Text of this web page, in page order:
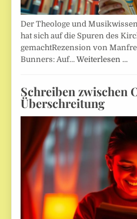
Der Theologe und
hat sich auf die Spuren des
gemachtRezension von
Bunners: Auf…Weiterlesen …
Schreiben zwischen
Überschreitung